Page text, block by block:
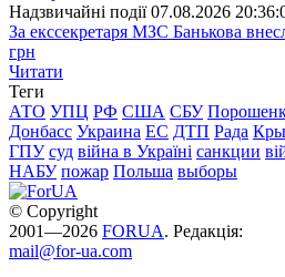
Надзвичайні події 07.08.2026
За екссекретаря МЗС Банькова
грн
Читати
Теги
АТО УПЦ РФ США СБУ
Донбасс Украина ЕС ДТП Рада
ГПУ суд війна в Україні санкции
НАБУ пожар Польша выборы
© Copyright
2001—2026 FORUA. Редакція:
mail@for-ua.com